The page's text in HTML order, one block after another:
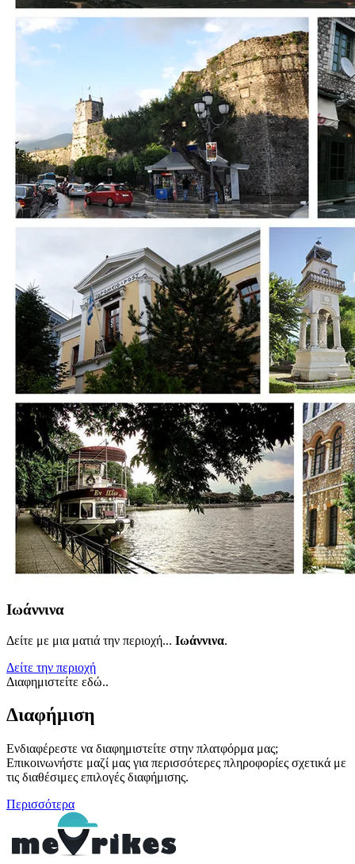
Ιωάννινα
Δείτε με μια ματιά την περιοχή... Ιωάννινα.
Δείτε την περιοχή
Διαφημιστείτε εδώ..
Διαφήμιση
Ενδιαφέρεστε να διαφημιστείτε στην πλατφόρμα μας;
Επικοινωνήστε μαζί μας για περισσότερες πληροφορίες σχετικά με
τις διαθέσιμες επιλογές διαφήμισης.
Περισσότερα